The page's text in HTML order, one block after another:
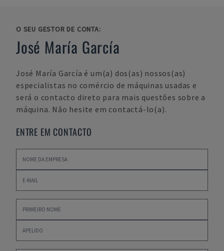
O SEU GESTOR DE CONTA:
José María García
José María García é um(a) dos(as) nossos(as)
especialistas no comércio de máquinas usadas e
será o contacto direto para mais questões sobre a
máquina. Não hesite em contactá-lo(a).
ENTRE EM CONTACTO